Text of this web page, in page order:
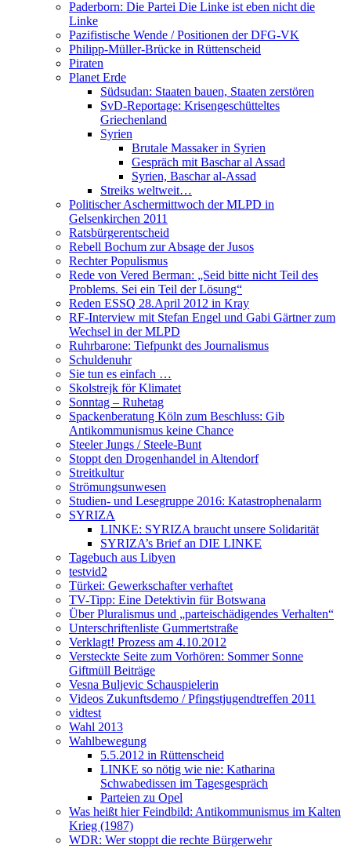
Paderborn: Die Partei Die Linke ist eben nicht die
Linke
Pazifistische Wende / Positionen der DFG-VK
Philipp-Müller-Brücke in Rüttenscheid
Piraten
Planet Erde
Südsudan: Staaten bauen, Staaten zerstören
SvD-Reportage: Krisengeschütteltes
Griechenland
Syrien
Brutale Massaker in Syrien
Gespräch mit Baschar al Assad
Syrien, Baschar al-Assad
Streiks weltweit…
Politischer Aschermittwoch der MLPD in
Gelsenkirchen 2011
Ratsbürgerentscheid
Rebell Bochum zur Absage der Jusos
Rechter Populismus
Rede von Vered Berman: „Seid bitte nicht Teil des
Problems. Sei ein Teil der Lösung“
Reden ESSQ 28.April 2012 in Kray
RF-Interview mit Stefan Engel und Gabi Gärtner zum
Wechsel in der MLPD
Ruhrbarone: Tiefpunkt des Journalismus
Schuldenuhr
Sie tun es einfach …
Skolstrejk för Klimatet
Sonntag – Ruhetag
Spackenberatung Köln zum Beschluss: Gib
Antikommunismus keine Chance
Steeler Jungs / Steele-Bunt
Stoppt den Drogenhandel in Altendorf
Streitkultur
Strömungsunwesen
Studien- und Lesegruppe 2016: Katastrophenalarm
SYRIZA
LINKE: SYRIZA braucht unsere Solidarität
SYRIZA’s Brief an DIE LINKE
Tagebuch aus Libyen
testvid2
Türkei: Gewerkschafter verhaftet
TV-Tipp: Eine Detektivin für Botswana
Über Pluralismus und „parteischädigendes Verhalten“
Unterschriftenliste Gummertstraße
Verklagt! Prozess am 4.10.2012
Versteckte Seite zum Vorhören: Sommer Sonne
Giftmüll Beiträge
Vesna Buljevic Schauspielerin
Videos Zukunftsdemo / Pfingstjugendtreffen 2011
vidtest
Wahl 2013
Wahlbewegung
5.5.2012 in Rüttenscheid
LINKE so nötig wie nie: Katharina
Schwabedissen im Tagesgespräch
Parteien zu Opel
Was heißt hier Feindbild: Antikommunismus im Kalten
Krieg (1987)
WDR: Wer stoppt die rechte Bürgerwehr